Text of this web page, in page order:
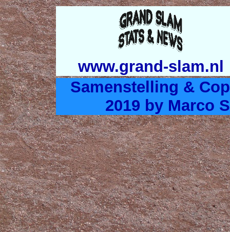
www.grand-slam.nl
Samenstelling &
2019 by Marco